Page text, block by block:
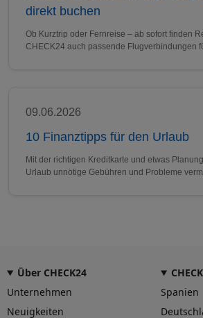
direkt buchen
Ob Kurztrip oder Fernreise – ab sofort finden
CHECK24 auch passende Flugverbindungen
09.06.2026
10 Finanztipps für den Urlaub
Mit der richtigen Kreditkarte und etwas
Urlaub unnötige Gebühren und Probleme
Über CHECK24
Unternehmen
Neuigkeiten
Spanien